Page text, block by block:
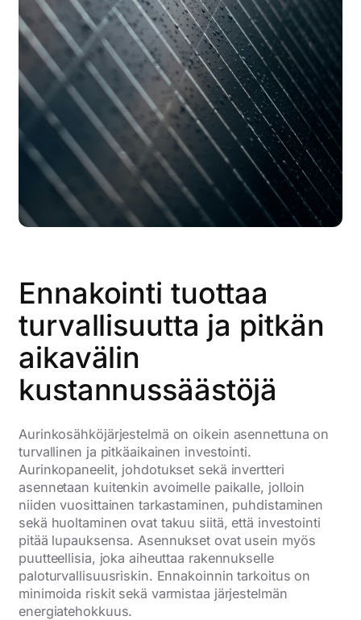
Ennakointi tuottaa
turvallisuutta ja pitkän
aikavälin
kustannussäästöjä
Aurinkosähköjärjestelmä on oikein asennettuna on
turvallinen ja pitkäaikainen investointi.
Aurinkopaneelit, johdotukset sekä invertteri
asennetaan kuitenkin avoimelle paikalle, jolloin
niiden vuosittainen tarkastaminen, puhdistaminen
sekä huoltaminen ovat takuu siitä, että investointi
pitää lupauksensa. Asennukset ovat usein myös
puutteellisia, joka aiheuttaa rakennukselle
paloturvallisuusriskin. Ennakoinnin tarkoitus on
minimoida riskit sekä varmistaa järjestelmän
energiatehokkuus.